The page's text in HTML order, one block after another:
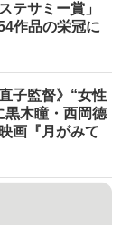
テサミー賞」
作品の栄冠に
子監督》“女性
黒木瞳・西岡德
画『月がみて